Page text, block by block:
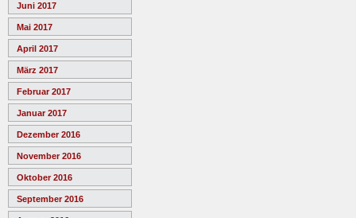
Juni 2017
Mai 2017
April 2017
März 2017
Februar 2017
Januar 2017
Dezember 2016
November 2016
Oktober 2016
September 2016